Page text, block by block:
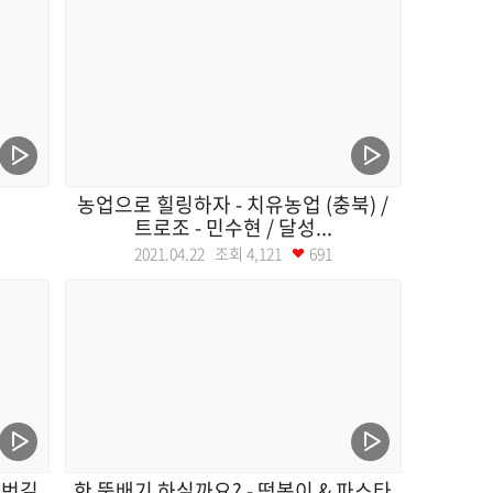
농업으로 힐링하자 - 치유농업 (충북) /
트로조 - 민수현 / 달성...
2021.04.22 조회 4,121 691